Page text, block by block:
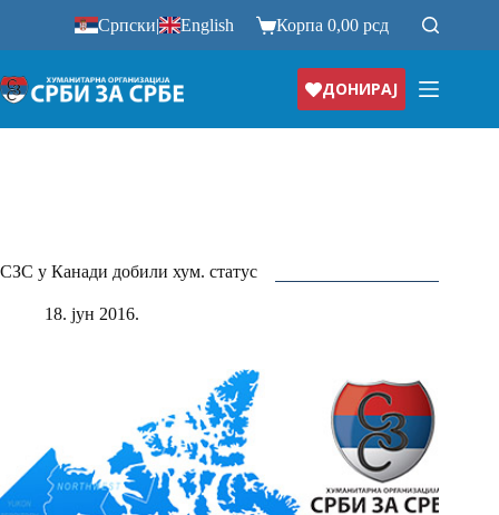
Српски| English Корпа0,00рсд
ДОНИРАЈ
СЗС у Канади добили хум. статус
18. јун 2016.